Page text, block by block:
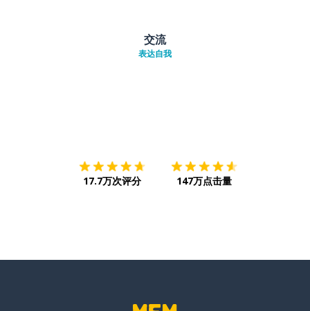
交流
表达自我
17.7万次评分 147万点击量